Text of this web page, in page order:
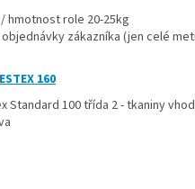
hmotnost role 20-25kg
zákazníka (jen celé
ESTEX 160
Standard 100 třída 2 - tkaniny